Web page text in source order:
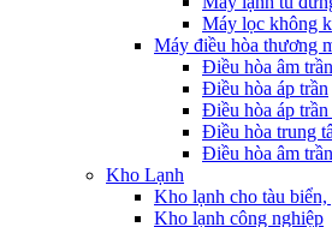
Máy lọc không
Máy điều hòa thương
Điều hòa âm trần
Điều hòa áp trần
Điều hòa áp trần
Điều hòa trung
Điều hòa âm
Kho Lạnh
Kho lạnh cho tàu biển,
Kho lạnh công nghiệp